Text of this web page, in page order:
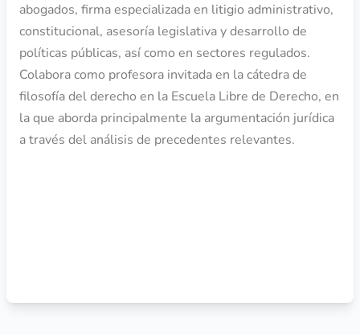
abogados, firma especializada en litigio administrativo,
constitucional, asesoría legislativa y desarrollo de
políticas públicas, así como en sectores regulados.
Colabora como profesora invitada en la cátedra de
filosofía del derecho en la Escuela Libre de Derecho, en
la que aborda principalmente la argumentación jurídica
a través del análisis de precedentes relevantes.